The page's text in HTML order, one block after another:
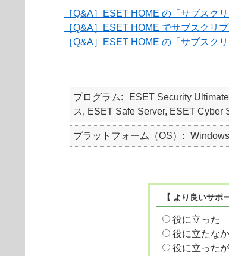
［Q&A］ESET HOME の「サブスク
［Q&A］ESET HOME でサブスクリ
［Q&A］ESET HOME の「サブスク
プログラム
ESET Security
ス, ESET Safe Server, ESET Cyber
プラットフォーム（OS）
【 より良いサ
役に立った
役に立たな
役に立った